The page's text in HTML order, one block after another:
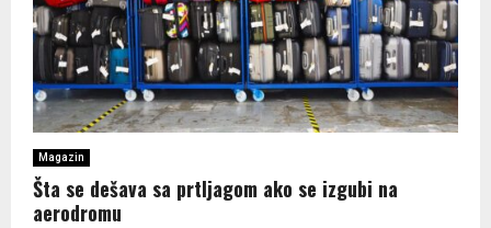
Magazin
Šta se dešava sa prtljagom ako se izgubi na
aerodromu